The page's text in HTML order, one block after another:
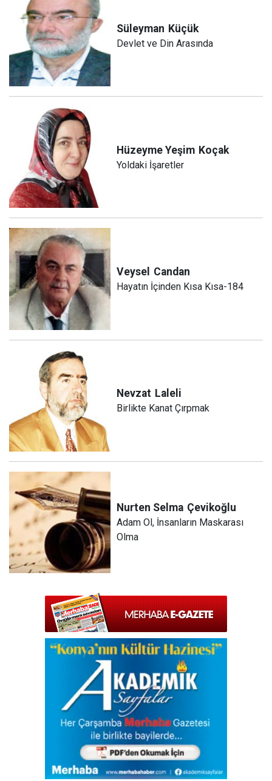
Süleyman Küçük
Devlet ve Din Arasında
Hüzeyme Yeşim Koçak
Yoldaki İşaretler
Veysel Candan
Hayatın İçinden Kısa Kısa-184
Nevzat Laleli
Birlikte Kanat Çırpmak
Nurten Selma Çevikoğlu
Adam Ol, İnsanların Maskarası
Olma